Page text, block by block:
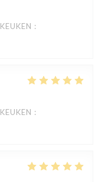
KEUKEN :
KEUKEN :